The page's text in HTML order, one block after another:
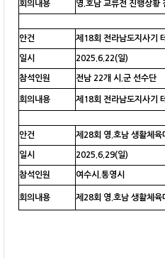
회의내용 영.호남 교류전 진행상황
안건 제18회 전라남도지사기
일시 2025.6.22(일)
참석인원 전남 22개 시.군 선수단
회의내용 제18회 전라남도지사기
안건 제28회 영.호남 생활체육
일시 2025.6.29(일)
참석인원 여수시.통영시
회의내용 제28회 영.호남 생활체육